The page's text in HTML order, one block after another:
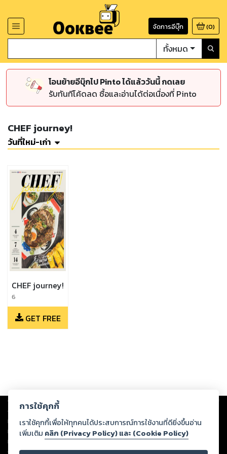
จัดการอีบุ๊ก (0)
ทั้งหมด
โอนย้ายอีบุ๊กไป Pinto ได้แล้ววันนี้ กดเลย
รับทันทีโค้ดลด ซื้อและอ่านได้ต่อเนื่องที่ Pinto
CHEF journey!
วันที่ใหม่-เก่า
CHEF journey!
6
GET FREE
Copyright © 2026
ต่อผลงานหรือเนื้อหาใดที่อัปโหลดผ่านเว็บไซต์และปรากฏว่าละเมิดสิทธิใน
ทรัพย์สินทางปัญญาของบุคคลอื่นหรือขัดต่อกฎหมายและศีลธรรม ดังนั้น ผู้อ่าน
ทุกท่านโปรดใช้วิจารณญาณในการกลั่นกรองด้วยตนเอง และหากท่านพบว่าส่วน
หนึ่งส่วนใดขัดต่อกฎหมายและศีลธรรม กรุณาแจ้งมายังบริษัท เพื่อทีมงานจะได้
ดำเนินการในทันที ทั้งนี้ ทางสตอรี่ล็อกขอสงวนลิขสิทธิ์ตามพระราชบัญญัติ
การใช้คุกกี้
เราใช้คุกกี้เพื่อให้ทุกคนได้ประสบการณ์การใช้งานที่ดียิ่งขึ้นอ่าน
เพิ่มเติม คลิก (Privacy Policy) และ (Cookie Policy)